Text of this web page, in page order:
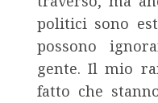
politici sono
possono
gente. Il mio
fatto che